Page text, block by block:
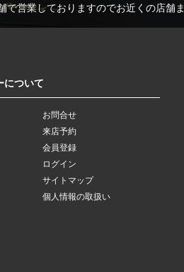
で営業しておりますのでお近くの店
について
お問合せ
来店予約
会員登録
ログイン
サイトマップ
個人情報の取扱い